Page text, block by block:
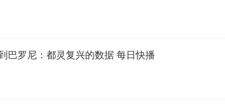
巴罗尼：都灵复兴的数据 每日快播